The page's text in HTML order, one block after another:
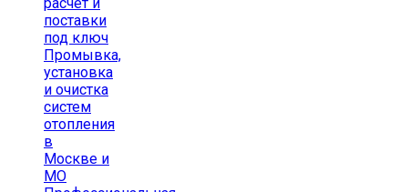
расчет и
поставки
под ключ
Промывка,
установка
и очистка
систем
отопления
в
Москве и
МО